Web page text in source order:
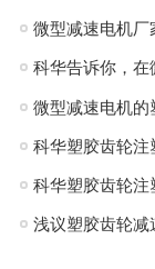
浅议塑胶齿轮减